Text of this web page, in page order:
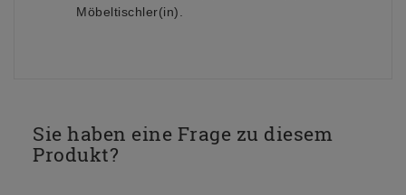
Möbeltischler(in).
Sie haben eine Frage zu diesem
Produkt?